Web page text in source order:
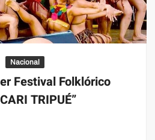
Nacional
Festival Folklórico
TRIPUÉ”